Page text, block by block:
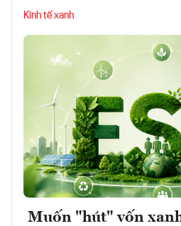
Kinh tế xanh
Muốn "hút" vốn